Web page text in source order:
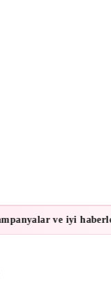
ve iyi haberler